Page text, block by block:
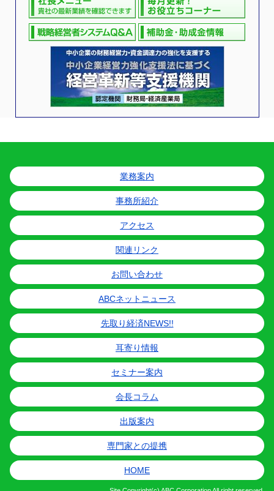
業務案内
事務所紹介
アクセス
関連リンク
お問い合わせ
ABCネットニュース
先取り経済NEWS!!
耳寄り情報
セミナー案内
会長コラム
出版案内
専門家との提携
HOME